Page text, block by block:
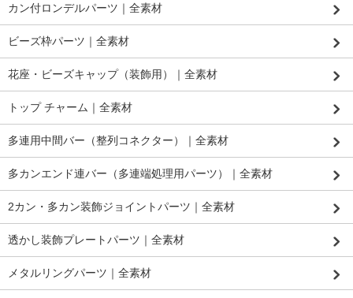
カン付ロンデルパーツ｜全素材
ビーズ枠パーツ｜全素材
花座・ビーズキャップ（装飾用）｜全素材
トップ チャーム｜全素材
多連用中間バー（整列コネクター）｜全素材
多カンエンド連バー（多連端処理用パーツ）｜全素材
2カン・多カン装飾ジョイントパーツ｜全素材
透かし装飾プレートパーツ｜全素材
メタルリングパーツ｜全素材